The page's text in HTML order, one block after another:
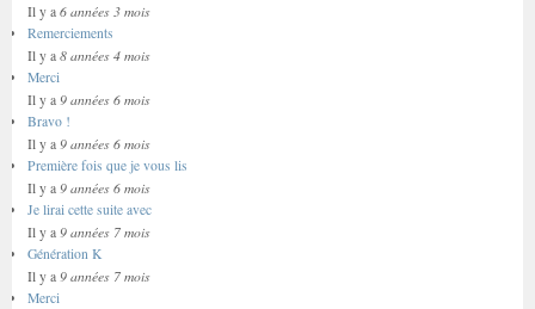
Il y a 6 années 3 mois
Remerciements
Il y a 8 années 4 mois
Merci
Il y a 9 années 6 mois
Bravo !
Il y a 9 années 6 mois
Première fois que je vous lis
Il y a 9 années 6 mois
Je lirai cette suite avec
Il y a 9 années 7 mois
Génération K
Il y a 9 années 7 mois
Merci